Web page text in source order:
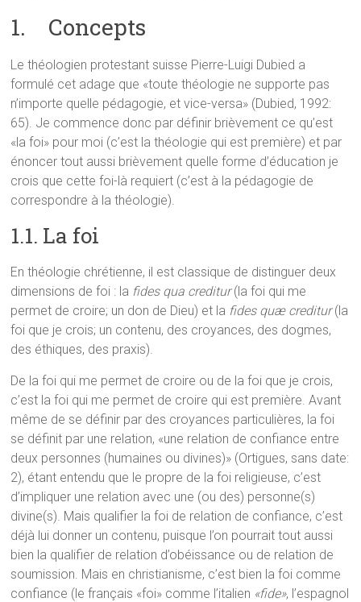
1. Concepts
Le théologien protestant suisse Pierre-Luigi Dubied a
formulé cet adage que «toute théologie ne supporte pas
n’importe quelle pédagogie, et vice-versa» (Dubied, 1992:
65). Je commence donc par définir brièvement ce qu’est
«la foi» pour moi (c’est la théologie qui est première) et par
énoncer tout aussi brièvement quelle forme d’éducation je
crois que cette foi-là requiert (c’est à la pédagogie de
correspondre à la théologie).
1.1. La foi
En théologie chrétienne, il est classique de distinguer deux
dimensions de foi : la fides qua creditur(la foi qui me
permet de croire; un don de Dieu) et la fides quæ creditur(la
foi que je crois; un contenu, des croyances, des dogmes,
des éthiques, des praxis).
De la foi qui me permet de croire ou de la foi que je crois,
c’est la foi qui me permet de croire qui est première. Avant
même de se définir par des croyances particulières, la foi
se définit par une relation, «une relation de confiance entre
deux personnes (humaines ou divines)» (Ortigues, sans date:
2), étant entendu que le propre de la foi religieuse, c’est
d’impliquer une relation avec une (ou des) personne(s)
divine(s). Mais qualifier la foi de relation de confiance, c’est
déjà lui donner un contenu, puisque l’on pourrait tout aussi
bien la qualifier de relation d’obéissance ou de relation de
soumission. Mais en christianisme, c’est bien la foi comme
confiance (le français «foi» comme l’italien «fide», l’espagnol